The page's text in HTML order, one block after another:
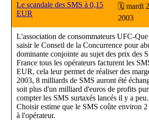
Le scandale des SMS à 0,15
EUR
🗓 mardi
2003
L'association de consommateurs UFC-
saisir le Conseil de la Concurrence pour
dominante conjointe au sujet des prix des
France tous les opérateurs facturent les
EUR, cela leur permet de réaliser des
2003, 8 milliards de SMS auront été
soit plus d'un milliard d'euros de profits
compter les SMS surtaxés lancés il y a
Choisir estime que le SMS coûte environ
à l'opérateur.